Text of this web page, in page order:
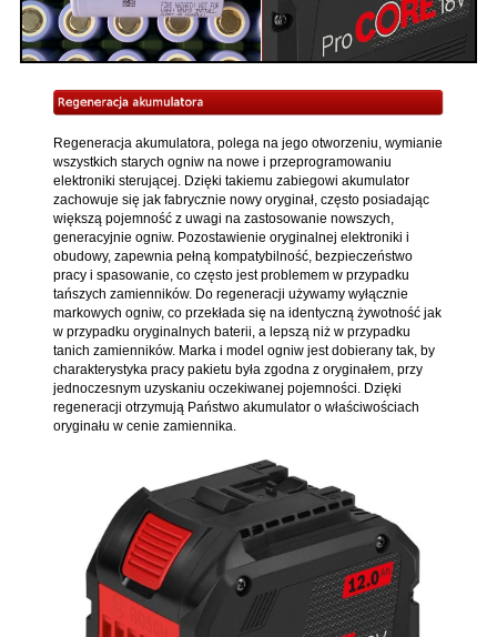
Regeneracja akumulatora, polega na jego otworzeniu, wymianie
wszystkich starych ogniw na nowe i przeprogramowaniu
elektroniki sterującej. Dzięki takiemu zabiegowi akumulator
zachowuje się jak fabrycznie nowy oryginał, często posiadając
większą pojemność z uwagi na zastosowanie nowszych,
generacyjnie ogniw. Pozostawienie oryginalnej elektroniki i
obudowy, zapewnia pełną kompatybilność, bezpieczeństwo
pracy i spasowanie, co często jest problemem w przypadku
tańszych zamienników. Do regeneracji używamy wyłącznie
markowych ogniw, co przekłada się na identyczną żywotność jak
w przypadku oryginalnych baterii, a lepszą niż w przypadku
tanich zamienników. Marka i model ogniw jest dobierany tak, by
charakterystyka pracy pakietu była zgodna z oryginałem, przy
jednoczesnym uzyskaniu oczekiwanej pojemności. Dzięki
regeneracji otrzymują Państwo akumulator o właściwościach
oryginału w cenie zamiennika.